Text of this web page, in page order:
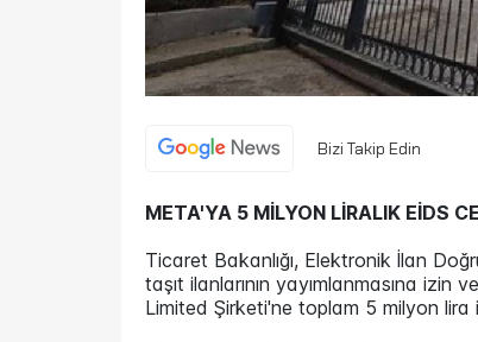
Bizi Takip Edin
META'YA 5 MİLYON LİRALIK EİDS
Ticaret Bakanlığı, Elektronik İlan
taşıt ilanlarının yayımlanmasına
Limited Şirketi'ne toplam 5 milyon lira